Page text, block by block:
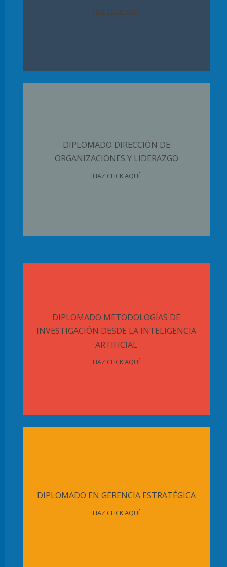
HAZ CLICK AQUÍ
DIPLOMADO DIRECCIÓN DE
ORGANIZACIONES Y LIDERAZGO
HAZ CLICK AQUÍ
DIPLOMADO METODOLOGÍAS DE
INVESTIGACIÓN DESDE LA INTELIGENCIA
ARTIFICIAL
HAZ CLICK AQUÍ
DIPLOMADO EN GERENCIA ESTRATÉGICA
HAZ CLICK AQUÍ